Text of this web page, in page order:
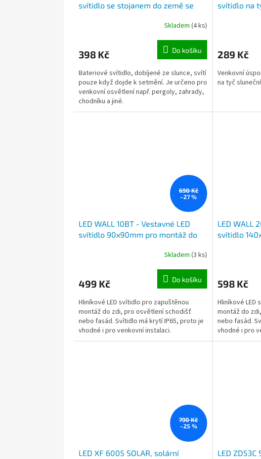
svítidlo se stojanem do země se
Skladem (4 ks)
398 Kč Do košíku
Bateriové svítidlo, dobíjené ze slunce, svítí
pouze když dojde k setmění. Je určeno pro
venkovní osvětlení např. pergoly, zahrady,
chodníku a jiné.
svítidlo na
289 Kč
Venkovní
na tyč
690 Kč
–27 %
LED WALL 10BT - Vestavné LED
svítidlo 90x90mm pro montáž do
Skladem (3 ks)
499 Kč Do košíku
Hliníkové LED svítidlo pro zapuštěnou
montáž do zdi, pro osvětlení schodišť
nebo fasád. Svítidlo má krytí IP65, proto je
vhodné i pro venkovní instalaci.
LED WALL
svítidlo
598 Kč
Hliníkové
montáž do
nebo fasád.
vhodné i pro
790 Kč
–25 %
LED XF 6005 SOLAR, solární LED